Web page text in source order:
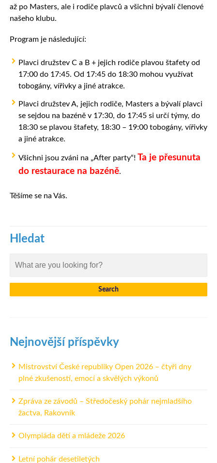
až po Masters, ale i rodiče plavců a všichni bývalí členové
našeho klubu.
Program je následující:
Plavci družstev C a B + jejich rodiče plavou štafety od
17:00 do 17:45. Od 17:45 do 18:30 mohou využívat
tobogány, vířivky a jiné atrakce.
Plavci družstev A, jejich rodiče, Masters a bývalí plavci
se sejdou na bazéně v 17:30, do 17:45 si určí týmy, do
18:30 se plavou štafety, 18:30 – 19:00 tobogány, vířivky
a jiné atrakce.
Všichni jsou zváni na „After party“!
Ta je přesunuta
do restaurace na bazéně.
Těšíme se na Vás.
Hledat
Nejnovější příspěvky
Mistrovství České republiky Open 2026 – čtyři dny
plné zkušeností, emocí a skvělých výkonů
Zpráva ze závodů – Středočeský pohár nejmladšího
žactva, Rakovník
Olympiáda dětí a mládeže 2026
Letní pohár desetiletých